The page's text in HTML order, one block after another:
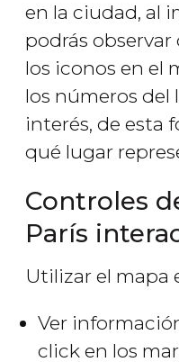
en la ciudad, al
podrás
los iconos en el
los números
interés, de esta
qué lugar
Controles
París
Utilizar el mapa
Ver
click en los